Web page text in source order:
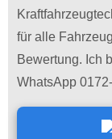
für alle
Bewertung. Ich
WhatsApp